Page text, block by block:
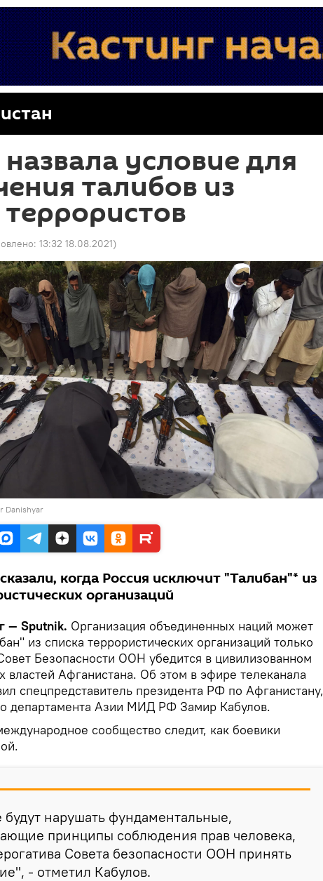
назвала условие для
талибов из
13:32 18.08.2021)
Danishyar
когда Россия исключит "Талибан"* из
организаций
— Sputnik. Организация объединенных наций может
из списка террористических организаций только
Безопасности ООН убедится в цивилизованном
властей Афганистана. Об этом в эфире телеканала
спецпредставитель президента РФ по Афганистану,
департамента Азии МИД РФ Замир Кабулов.
сообщество следит, как боевики
нарушать фундаментальные,
принципы соблюдения прав человека,
Совета безопасности ООН принять
- отметил Кабулов.